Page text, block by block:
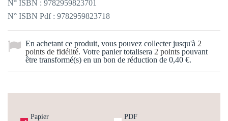
N° ISBN : 9782959823701
N° ISBN Pdf : 9782959823718
En achetant ce produit, vous pouvez collecter jusqu'à 2
points de fidélité. Votre panier totalisera 2 points pouvant
être transformé(s) en un bon de réduction de 0,40 €.
Papier PDF